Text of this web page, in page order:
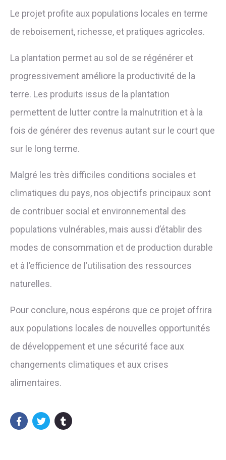
Le projet profite aux populations locales en terme
de reboisement, richesse, et pratiques agricoles.
La plantation permet au sol de se régénérer et
progressivement améliore la productivité de la
terre. Les produits issus de la plantation
permettent de lutter contre la malnutrition et à la
fois de générer des revenus autant sur le court que
sur le long terme.
Malgré les très difficiles conditions sociales et
climatiques du pays, nos objectifs principaux sont
de contribuer social et environnemental des
populations vulnérables, mais aussi d’établir des
modes de consommation et de production durable
et à l’efficience de l’utilisation des ressources
naturelles.
Pour conclure, nous espérons que ce projet offrira
aux populations locales de nouvelles opportunités
de développement et une sécurité face aux
changements climatiques et aux crises
alimentaires.